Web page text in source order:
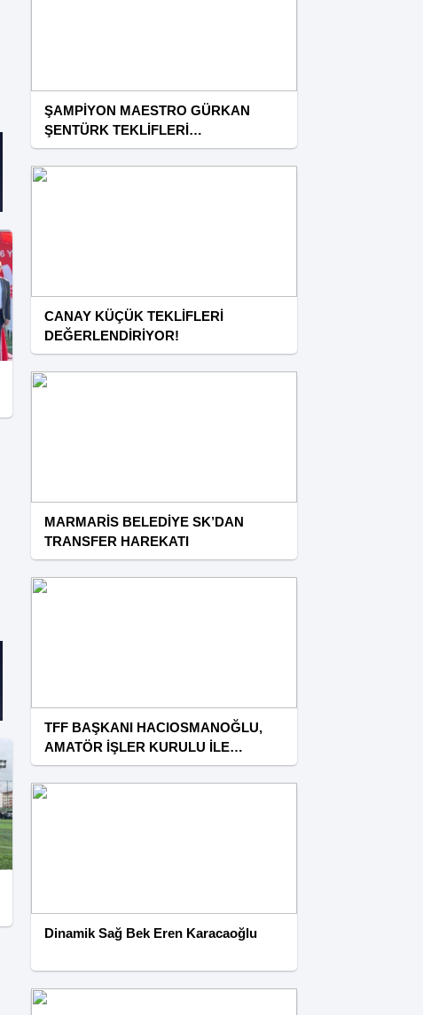
ŞAMPİYON MAESTRO GÜRKAN
ŞENTÜRK TEKLİFLERİ
DEĞERLENDİRİYOR!
CANAY KÜÇÜK TEKLİFLERİ
DEĞERLENDİRİYOR!
MARMARİS BELEDİYE SK’DAN
TRANSFER HAREKATI
TFF BAŞKANI HACIOSMANOĞLU,
AMATÖR İŞLER KURULU İLE
RİVA’DA BİR ARAYA GELDİ
Dinamik Sağ Bek Eren Karacaoğlu